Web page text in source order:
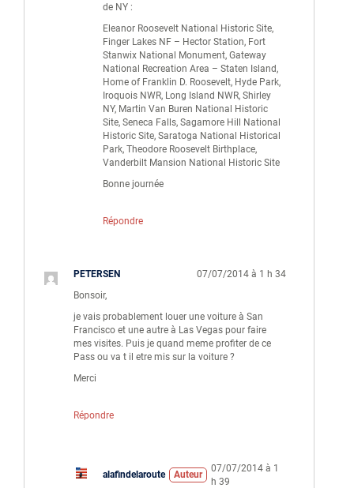
de NY :
Eleanor Roosevelt National Historic Site,
Finger Lakes NF – Hector Station, Fort
Stanwix National Monument, Gateway
National Recreation Area – Staten Island,
Home of Franklin D. Roosevelt, Hyde Park,
Iroquois NWR, Long Island NWR, Shirley
NY, Martin Van Buren National Historic
Site, Seneca Falls, Sagamore Hill National
Historic Site, Saratoga National Historical
Park, Theodore Roosevelt Birthplace,
Vanderbilt Mansion National Historic Site
Bonne journée
Répondre
PETERSEN
07/07/2014 à 1 h 34
Bonsoir,
je vais probablement louer une voiture à San
Francisco et une autre à Las Vegas pour faire
mes visites. Puis je quand meme profiter de ce
Pass ou va t il etre mis sur la voiture ?
Merci
Répondre
alafindelaroute Auteur
07/07/2014 à 1
h 39